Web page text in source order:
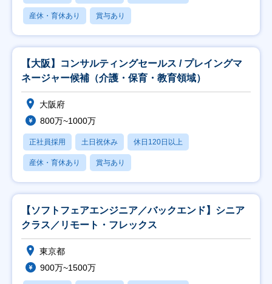
産休・育休あり 賞与あり
【大阪】コンサルティングセールス / プレイングマ
ネージャー候補（介護・保育・教育領域）
大阪府
800万~1000万
正社員採用 土日祝休み 休日120日以上
産休・育休あり 賞与あり
【ソフトフェアエンジニア／バックエンド】シニア
クラス／リモート・フレックス
東京都
900万~1500万